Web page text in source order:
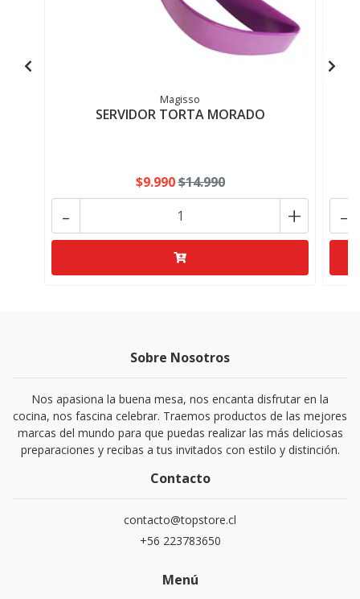
Magisso
SERVIDOR TORTA MORADO
$9.990$14.990
+
- -
Sobre Nosotros
Nos apasiona la buena mesa, nos encanta disfrutar en la
cocina, nos fascina celebrar. Traemos productos de las mejores
marcas del mundo para que puedas realizar las más deliciosas
preparaciones y recibas a tus invitados con estilo y distinción.
Contacto
contacto@topstore.cl
+56 223783650
Menú